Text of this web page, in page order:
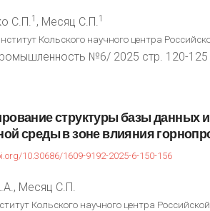
С.П.1 , Месяц С.П.1
Кольского научного центра
№6/ 2025 стр. 120-125
структурыбазыданных
средывзоневлияния
10.30686/1609-9192-2025-6-150-156
Месяц С.П.
Кольского научного центра